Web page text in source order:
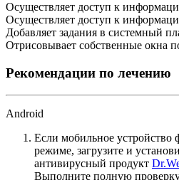
Осуществляет доступ к
Осуществляет доступ к
Добавляет задания в системный
Отрисовывает собственные окна
Рекомендации по лечению
Android
Если мобильное
режиме, загрузите и
антивирусный продукт
Выполните полную